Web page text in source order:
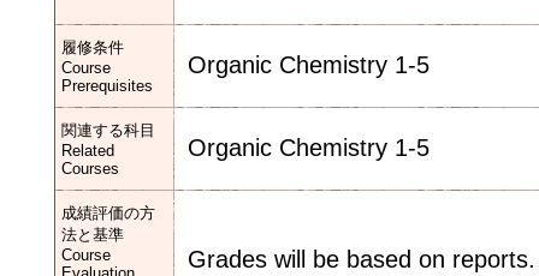
履修条件
Course
Prerequisites
Organic Chemistry 1-5
関連する科目
Related
Courses
Organic Chemistry 1-5
成績評価の方
法と基準
Course
Grades will be based on reports.